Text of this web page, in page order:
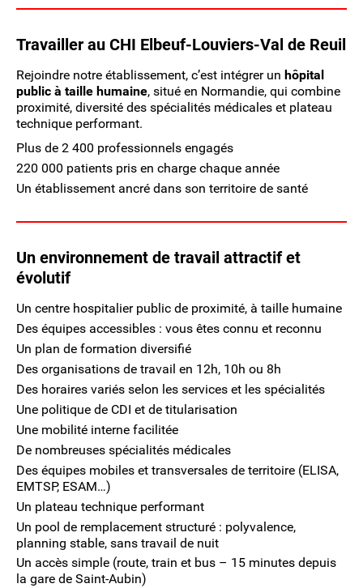
Travailler au CHI Elbeuf-Louviers-Val de Reuil
Rejoindre notre établissement, c’est intégrer un hôpital
public à taille humaine, situé en Normandie, qui combine
proximité, diversité des spécialités médicales et plateau
technique performant.
Plus de 2 400 professionnels engagés
220 000 patients pris en charge chaque année
Un établissement ancré dans son territoire de santé
Un environnement de travail attractif et
évolutif
Un centre hospitalier public de proximité, à taille humaine
Des équipes accessibles : vous êtes connu et reconnu
Un plan de formation diversifié
Des organisations de travail en 12h, 10h ou 8h
Des horaires variés selon les services et les spécialités
Une politique de CDI et de titularisation
Une mobilité interne facilitée
De nombreuses spécialités médicales
Des équipes mobiles et transversales de territoire (ELISA,
EMTSP, ESAM…)
Un plateau technique performant
Un pool de remplacement structuré : polyvalence,
planning stable, sans travail de nuit
Un accès simple (route, train et bus – 15 minutes depuis
la gare de Saint-Aubin)